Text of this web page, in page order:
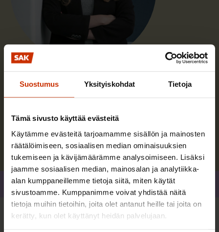
Suostumus Yksityiskohdat Tietoja
Tämä sivusto käyttää evästeitä
Käytämme evästeitä tarjoamamme sisällön ja mainosten
räätälöimiseen, sosiaalisen median ominaisuuksien
tukemiseen ja kävijämäärämme analysoimiseen. Lisäksi
jaamme sosiaalisen median, mainosalan ja analytiikka-
alan kumppaneillemme tietoja siitä, miten käytät
sivustoamme. Kumppanimme voivat yhdistää näitä
tietoja muihin tietoihin, joita olet antanut heille tai joita on
kerätty, kun olet käyttänyt heidän palvelujaan.
Katariina Sahlberg
Lue lisää kirjoittajasta
Jaa
Lisää kirjoittajalta